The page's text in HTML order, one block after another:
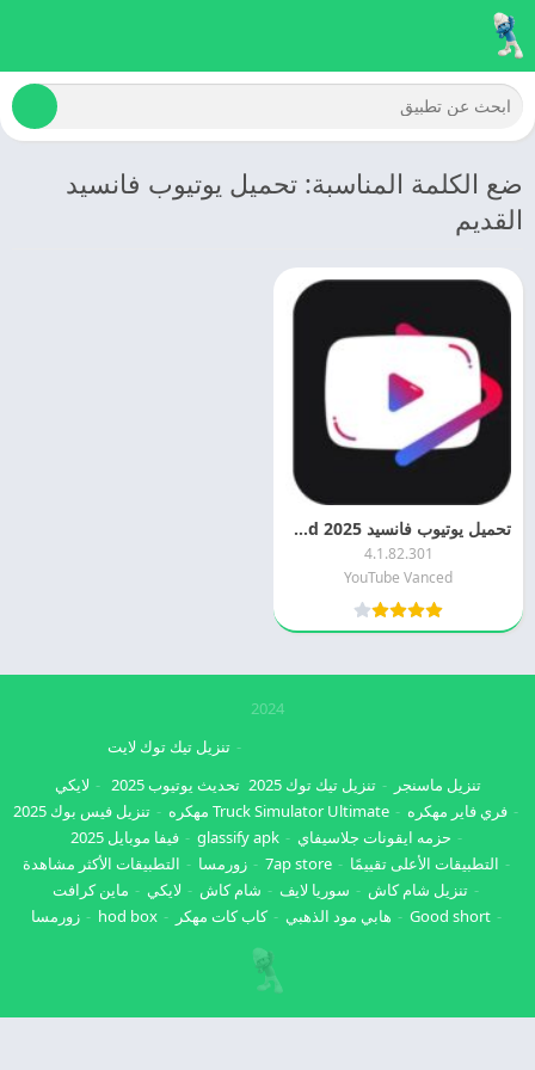
ضع الكلمة المناسبة: تحميل يوتيوب فانسيد
القديم
تحميل يوتيوب فانسيد 2025 YouTube Vanced اخر اصدار مجانا
4.1.82.301
YouTube Vanced
2024
تنزيل ماسنجر تنزيل تيك توك 2025
تنزيل تيك توك لايت
تحديث يوتيوب 2025
لايكي
فري فاير مهكره
Truck Simulator Ultimate مهكره
تنزيل فيس بوك 2025
حزمه ايقونات جلاسيفاي
glassify apk
فيفا موبايل 2025
التطبيقات الأعلى تقييمًا
7ap store زورمسا
التطبيقات الأكثر مشاهدة
تنزيل شام كاش
سوريا لايف شام كاش لايكي
ماين كرافت
Good short
هابي مود الذهبي كاب كات مهكر hod box زورمسا